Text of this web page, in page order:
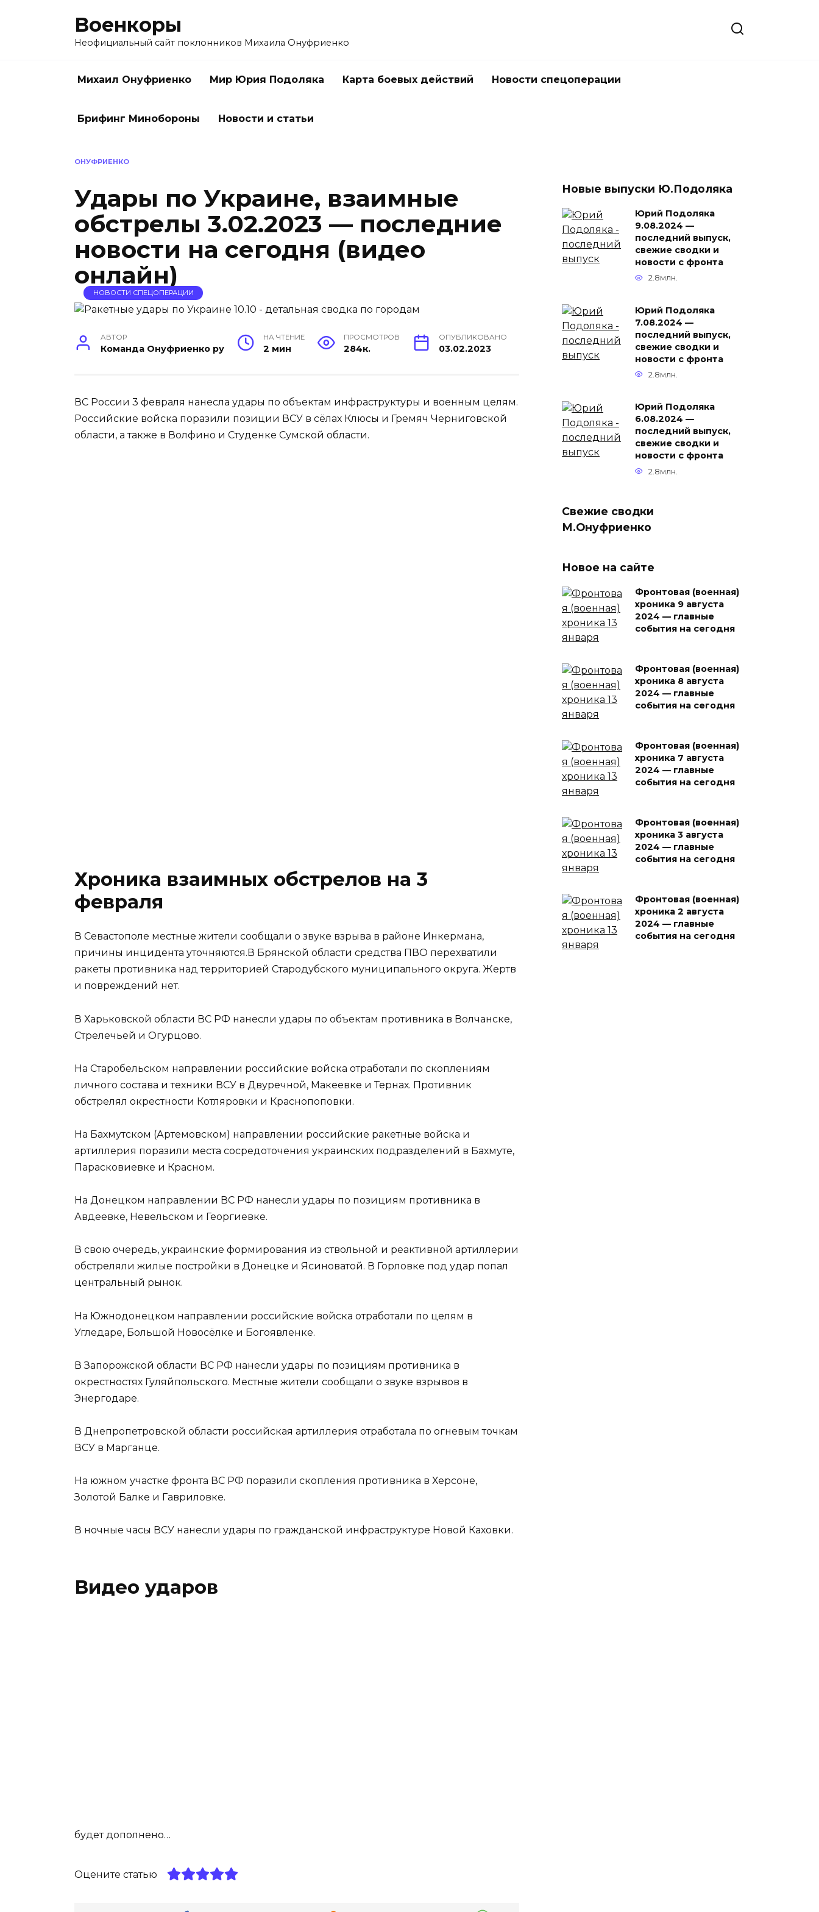
Военкоры
Неофициальный сайт поклонников Михаила Онуфриенко
Михаил Онуфриенко Мир Юрия Подоляка Карта боевых действий Новости спецоперации
Брифинг Минобороны Новости и статьи
ОНУФРИЕНКО
Удары по Украине, взаимные
обстрелы 3.02.2023 — последние
новости на сегодня (видео
онлайн)
НОВОСТИ СПЕЦОПЕРАЦИИ
АВТОР
Команда Онуфриенко ру
НА ЧТЕНИЕ
2 мин
ПРОСМОТРОВ
284к.
ОПУБЛИКОВАНО
03.02.2023
ВС России 3 февраля нанесла удары по объектам инфраструктуры и военным целям.
Российские войска поразили позиции ВСУ в сёлах Клюсы и Гремяч Черниговской
области, а также в Волфино и Студенке Сумской области.
Хроника взаимных обстрелов на 3
февраля
В Севастополе местные жители сообщали о звуке взрыва в районе Инкермана,
причины инцидента уточняются.В Брянской области средства ПВО перехватили
ракеты противника над территорией Стародубского муниципального округа. Жертв
и повреждений нет.
В Харьковской области ВС РФ нанесли удары по объектам противника в Волчанске,
Стрелечьей и Огурцово.
На Старобельском направлении российские войска отработали по скоплениям
личного состава и техники ВСУ в Двуречной, Макеевке и Тернах. Противник
обстрелял окрестности Котляровки и Краснопоповки.
На Бахмутском (Артемовском) направлении российские ракетные войска и
артиллерия поразили места сосредоточения украинских подразделений в Бахмуте,
Парасковиевке и Красном.
На Донецком направлении ВС РФ нанесли удары по позициям противника в
Авдеевке, Невельском и Георгиевке.
В свою очередь, украинские формирования из ствольной и реактивной артиллерии
обстреляли жилые постройки в Донецке и Ясиноватой. В Горловке под удар попал
центральный рынок.
На Южнодонецком направлении российские войска отработали по целям в
Угледаре, Большой Новосёлке и Богоявленке.
В Запорожской области ВС РФ нанесли удары по позициям противника в
окрестностях Гуляйпольского. Местные жители сообщали о звуке взрывов в
Энергодаре.
В Днепропетровской области российская артиллерия отработала по огневым точкам
ВСУ в Марганце.
На южном участке фронта ВС РФ поразили скопления противника в Херсоне,
Золотой Балке и Гавриловке.
В ночные часы ВСУ нанесли удары по гражданской инфраструктуре Новой Каховки.
Видео ударов
будет дополнено…
Оцените статью
Новые выпуски Ю.Подоляка
Юрий Подоляка
9.08.2024 —
последний выпуск,
свежие сводки и
новости с фронта
2.8млн.
Юрий Подоляка
7.08.2024 —
последний выпуск,
свежие сводки и
новости с фронта
2.8млн.
Юрий Подоляка
6.08.2024 —
последний выпуск,
свежие сводки и
новости с фронта
2.8млн.
Свежие сводки
М.Онуфриенко
Новое на сайте
Фронтовая (военная)
хроника 9 августа
2024 — главные
события на сегодня
Фронтовая (военная)
хроника 8 августа
2024 — главные
события на сегодня
Фронтовая (военная)
хроника 7 августа
2024 — главные
события на сегодня
Фронтовая (военная)
хроника 3 августа
2024 — главные
события на сегодня
Фронтовая (военная)
хроника 2 августа
2024 — главные
события на сегодня